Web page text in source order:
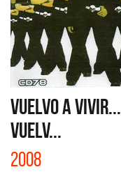
VUELVO A VIVIR...
VUELV...
2008